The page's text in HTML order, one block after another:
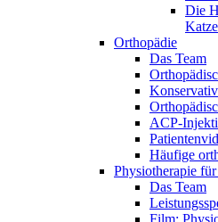
Die
Katze
Orthopädie
Das Team
ACP-
Häufige
Physiotherapie
Das Team
Film: